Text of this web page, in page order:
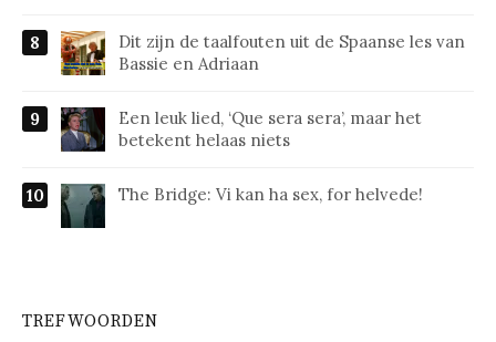
Dit zijn de taalfouten uit de Spaanse les van
Bassie en Adriaan
Een leuk lied, ‘Que sera sera’, maar het
betekent helaas niets
The Bridge: Vi kan ha sex, for helvede!
TREFWOORDEN